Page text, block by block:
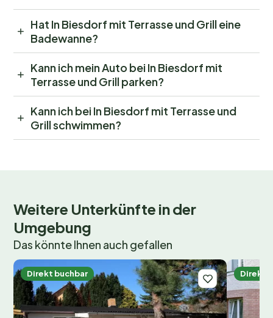
Hat In Biesdorf mit Terrasse und Grill eine
Badewanne?
Kann ich mein Auto bei In Biesdorf mit
Terrasse und Grill parken?
Kann ich bei In Biesdorf mit Terrasse und
Grill schwimmen?
Weitere Unterkünfte in der
Umgebung
Das könnte Ihnen auch gefallen
Direkt buchbar Direkt